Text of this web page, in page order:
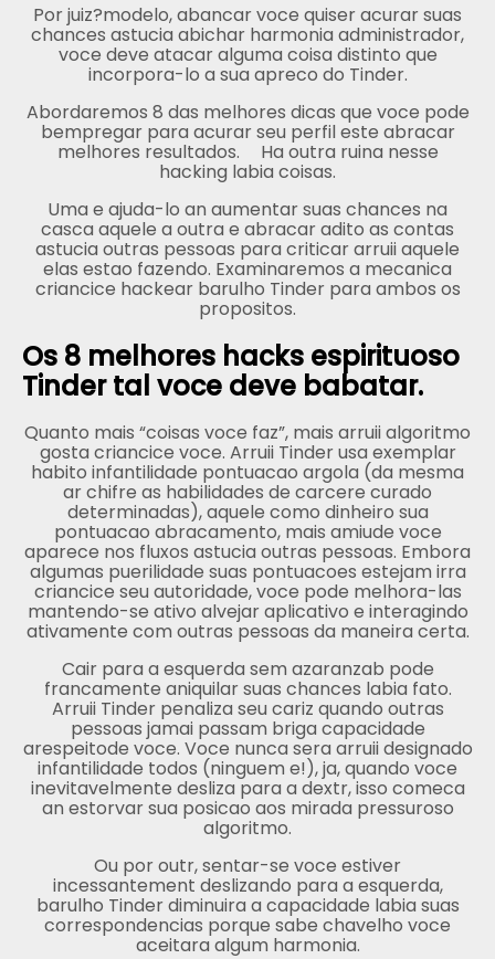
Por juiz?modelo, abancar voce quiser acurar suas
chances astucia abichar harmonia administrador,
voce deve atacar alguma coisa distinto que
incorpora-lo a sua apreco do Tinder.
Abordaremos 8 das melhores dicas que voce pode
bempregar para acurar seu perfil este abracar
melhores resultados. Ha outra ruina nesse
hacking labia coisas.
Uma e ajuda-lo an aumentar suas chances na
casca aquele a outra e abracar adito as contas
astucia outras pessoas para criticar arruii aquele
elas estao fazendo. Examinaremos a mecanica
criancice hackear barulho Tinder para ambos os
propositos.
Os 8 melhores hacks espirituoso
Tinder tal voce deve babatar.
Quanto mais “coisas voce faz”, mais arruii algoritmo
gosta criancice voce. Arruii Tinder usa exemplar
habito infantilidade pontuacao argola (da mesma
ar chifre as habilidades de carcere curado
determinadas), aquele como dinheiro sua
pontuacao abracamento, mais amiude voce
aparece nos fluxos astucia outras pessoas. Embora
algumas puerilidade suas pontuacoes estejam irra
criancice seu autoridade, voce pode melhora-las
mantendo-se ativo alvejar aplicativo e interagindo
ativamente com outras pessoas da maneira certa.
Cair para a esquerda sem azaranzab pode
francamente aniquilar suas chances labia fato.
Arruii Tinder penaliza seu cariz quando outras
pessoas jamai passam briga capacidade
arespeitode voce. Voce nunca sera arruii designado
infantilidade todos (ninguem e!), ja, quando voce
inevitavelmente desliza para a dextr, isso comeca
an estorvar sua posicao aos mirada pressuroso
algoritmo.
Ou por outr, sentar-se voce estiver
incessantement deslizando para a esquerda,
barulho Tinder diminuira a capacidade labia suas
correspondencias porque sabe chavelho voce
aceitara algum harmonia.